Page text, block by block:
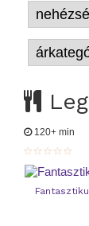
120+ min